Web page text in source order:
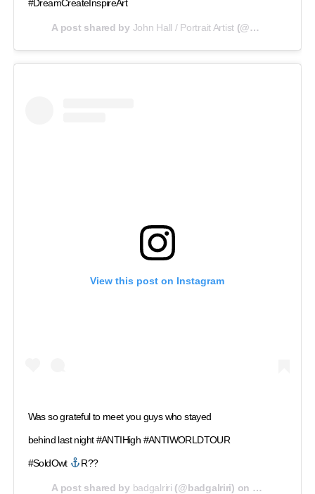
#DreamCreateInspireArt
A post shared by John Hall / Portrait Artist (@artbandit85) on
View this post on Instagram
Was so grateful to meet you guys who stayed
behind last night #ANTIHigh #ANTIWORLDTOUR
#SoldOwt R??
A post shared by badgalriri (@badgalriri) on Mar 14, 2016